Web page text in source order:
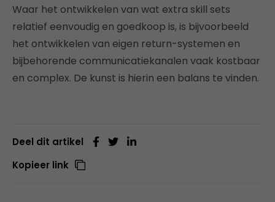
Waar het ontwikkelen van wat extra skill sets
relatief eenvoudig en goedkoop is, is bijvoorbeeld
het ontwikkelen van eigen return-systemen en
bijbehorende communicatiekanalen vaak kostbaar
en complex. De kunst is hierin een balans te vinden.
Deel dit artikel
Kopieer link